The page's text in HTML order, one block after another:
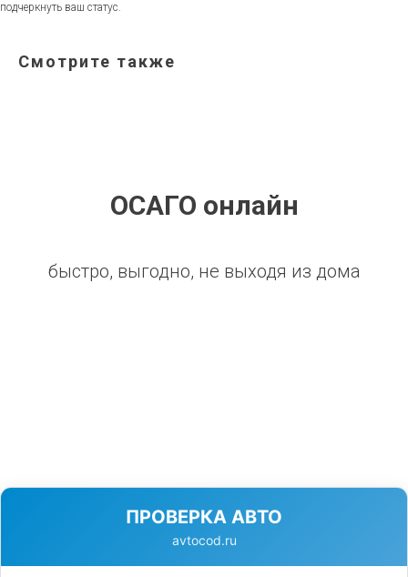
подчеркнуть ваш статус.
Смотрите также
ОСАГО онлайн
быстро, выгодно, не выходя из дома
ПРОВЕРКА АВТО
avtocod.ru